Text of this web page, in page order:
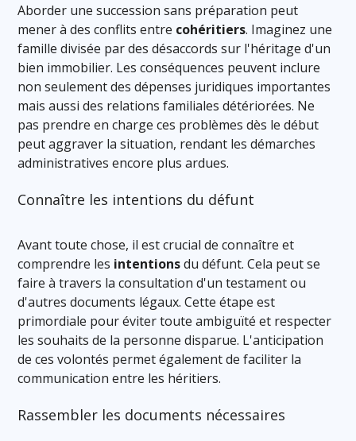
Aborder une succession sans préparation peut
mener à des conflits entre cohéritiers. Imaginez une
famille divisée par des désaccords sur l'héritage d'un
bien immobilier. Les conséquences peuvent inclure
non seulement des dépenses juridiques importantes
mais aussi des relations familiales détériorées. Ne
pas prendre en charge ces problèmes dès le début
peut aggraver la situation, rendant les démarches
administratives encore plus ardues.
Connaître les intentions du défunt
Avant toute chose, il est crucial de connaître et
comprendre les intentionsdu défunt. Cela peut se
faire à travers la consultation d'un testament ou
d'autres documents légaux. Cette étape est
primordiale pour éviter toute ambiguïté et respecter
les souhaits de la personne disparue. L'anticipation
de ces volontés permet également de faciliter la
communication entre les héritiers.
Rassembler les documents nécessaires